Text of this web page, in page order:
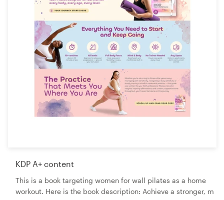
KDP A+ content
This is a book targeting women for wall pilates as a home
workout. Here is the book description: Achieve a stronger, m